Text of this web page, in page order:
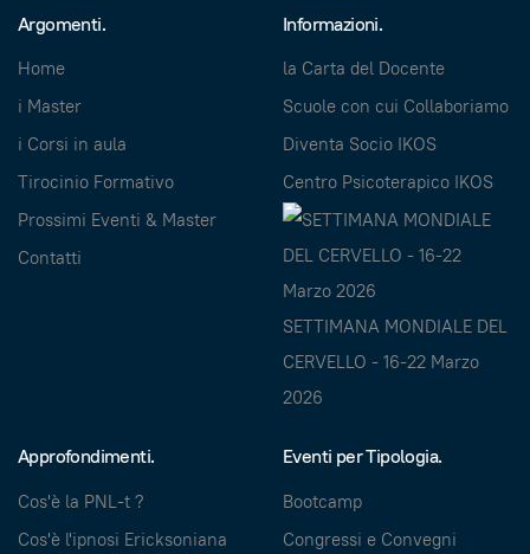
Argomenti.
Home
i Master
i Corsi in aula
Tirocinio Formativo
Prossimi Eventi & Master
Contatti
Informazioni.
la Carta del Docente
Scuole con cui Collaboriamo
Diventa Socio IKOS
Centro Psicoterapico IKOS
SETTIMANA MONDIALE DEL
CERVELLO - 16-22 Marzo
2026
Approfondimenti.
Cos'è la PNL-t ?
Cos'è l'ipnosi Ericksoniana
Eventi per Tipologia.
Bootcamp
Congressi e Convegni